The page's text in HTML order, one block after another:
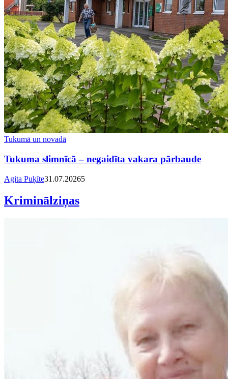
Tukumā un novadā
Tukuma slimnīcā – negaidīta vakara pārbaude
Agita Puķīte31.07.20265
Kriminālziņas